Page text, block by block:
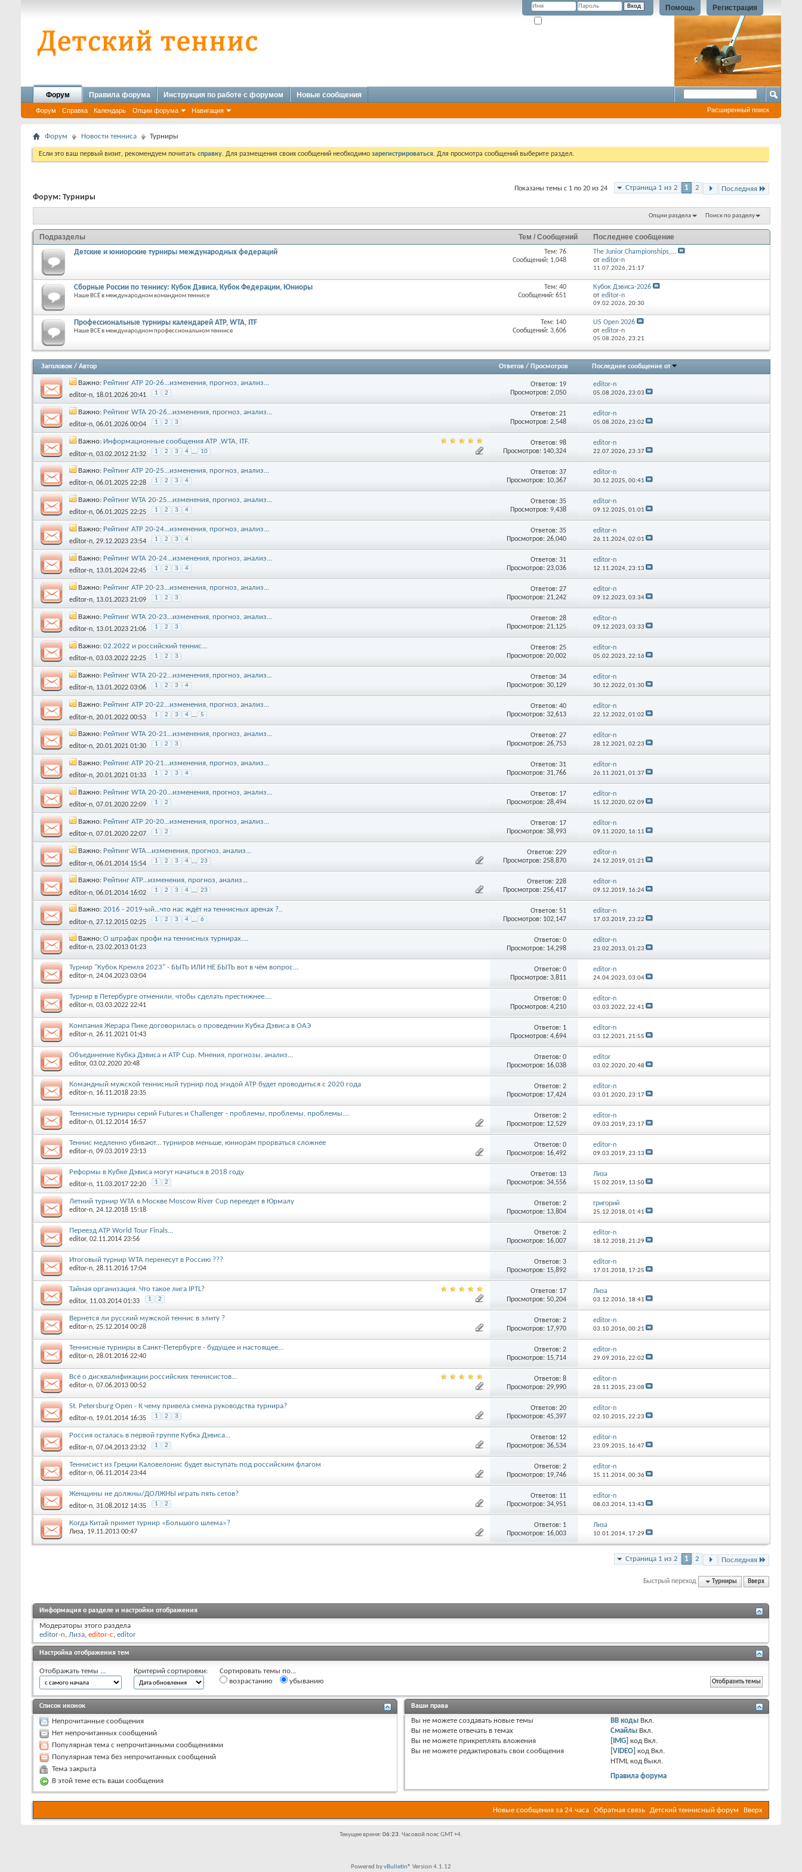
Регистрация
Помощь
Форум
Форум Справка Календарь Опции форума Навигация
Правила форума Инструкция по работе с форумом Новые сообщения
Расширенный поиск
Форум Новости тенниса Турниры
Если это ваш первый визит, рекомендуем почитать справку. Для размещения своих сообщений необходимо зарегистрироваться. Для просмотра сообщений выберите раздел.
Страница 1 из 2 1 2 Последняя
Показаны темы с 1 по 20 из 24
Форум: Турниры
Опции раздела Поиск по разделу
Подразделы Тем / Сообщений Последнее сообщение
Детские и юниорские турниры международных федераций
Тем: 76
Сообщений: 1,048
The Junior Championships,...
от editor-n
11.07.2026, 21:17
Сборные России по теннису: Кубок Дэвиса, Кубок Федерации, Юниоры
Наше ВСЁ в международном командном теннисе
Тем: 40
Сообщений: 651
Кубок Дэвиса-2026
от editor-n
09.02.2026, 20:30
Профессиональные турниры календарей ATP, WTA, ITF
Наше ВСЁ в международном профессиональном теннисе
Тем: 140
Сообщений: 3,606
US Open 2026
от editor-n
05.08.2026, 23:21
Заголовок / Автор Ответов / Просмотров Последнее сообщение от
Важно: Рейтинг АТР 20-26...изменения, прогноз, анализ...
editor-n, 18.01.2026 20:41 1 2
Ответов: 19
Просмотров: 2,050
editor-n
05.08.2026, 23:03
Важно: Рейтинг WTA 20-26...изменения, прогноз, анализ...
editor-n, 06.01.2026 00:04 1 2 3
Ответов:21
Просмотров: 2,548
editor-n
05.08.2026, 23:02
Важно: Информационные сообщения АТР ,WTA, ITF.
editor-n, 03.02.2012 21:32 1 2 3 4 ... 10
Ответов:98
Просмотров: 140,324
editor-n
22.07.2026, 23:37
Важно: Рейтинг АТР 20-25...изменения, прогноз, анализ...
editor-n, 06.01.2025 22:28 1 2 3 4
Ответов:37
Просмотров: 10,367
editor-n
30.12.2025, 00:41
Важно: Рейтинг WTA 20-25...изменения, прогноз, анализ...
editor-n, 06.01.2025 22:25 1 2 3 4
Ответов:35
Просмотров: 9,438
editor-n
09.12.2025, 01:01
Важно: Рейтинг АТР 20-24...изменения, прогноз, анализ...
editor-n, 29.12.2023 23:54 1 2 3 4
Ответов:35
Просмотров: 26,040
editor-n
26.11.2024, 02:01
Важно: Рейтинг WTA 20-24...изменения, прогноз, анализ...
editor-n, 13.01.2024 22:45 1 2 3 4
Ответов:31
Просмотров: 23,036
editor-n
12.11.2024, 23:13
Важно: Рейтинг АТР 20-23...изменения, прогноз, анализ...
editor-n, 13.01.2023 21:09 1 2 3
Ответов:27
Просмотров: 21,242
editor-n
09.12.2023, 03:34
Важно: Рейтинг WTA 20-23...изменения, прогноз, анализ...
editor-n, 13.01.2023 21:06 1 2 3
Ответов:28
Просмотров: 21,125
editor-n
09.12.2023, 03:33
Важно: 02.2022 и российский теннис...
editor-n, 03.03.2022 22:25 1 2 3
Ответов:25
Просмотров: 20,002
editor-n
05.02.2023, 22:16
Важно: Рейтинг WTA 20-22...изменения, прогноз, анализ...
editor-n, 13.01.2022 03:06 1 2 3 4
Ответов:34
Просмотров: 30,129
editor-n
30.12.2022, 01:30
Важно: Рейтинг АТР 20-22...изменения, прогноз, анализ...
editor-n, 20.01.2022 00:53 1 2 3 4 ... 5
Ответов:40
Просмотров: 32,613
editor-n
22.12.2022, 01:02
Важно: Рейтинг WTA 20-21...изменения, прогноз, анализ...
editor-n, 20.01.2021 01:30 1 2 3
Ответов:27
Просмотров: 26,753
editor-n
28.12.2021, 02:23
Важно: Рейтинг АТР 20-21...изменения, прогноз, анализ...
editor-n, 20.01.2021 01:33 1 2 3 4
Ответов:31
Просмотров: 31,766
editor-n
26.11.2021, 01:37
Важно: Рейтинг WTA 20-20...изменения, прогноз, анализ...
editor-n, 07.01.2020 22:09 1 2
Ответов: 17
Просмотров: 28,494
editor-n
15.12.2020, 02:09
Важно: Рейтинг АТР 20-20...изменения, прогноз, анализ...
editor-n, 07.01.2020 22:07 1 2
Ответов: 17
Просмотров: 38,993
editor-n
09.11.2020, 16:11
Важно: Рейтинг WTA...изменения, прогноз, анализ...
editor-n, 06.01.2014 15:54 1 2 3 4 ... 23
Ответов:229
Просмотров: 258,870
editor-n
24.12.2019, 01:21
Важно: Рейтинг АТР...изменения, прогноз, анализ...
editor-n, 06.01.2014 16:02 1 2 3 4 ... 23
Ответов:228
Просмотров: 256,417
editor-n
09.12.2019, 16:24
Важно: 2016 - 2019-ый...что нас ждёт на теннисных аренах ?..
editor-n, 27.12.2015 02:25 1 2 3 4 ... 6
Ответов:51
Просмотров: 102,147
editor-n
17.03.2019, 23:22
Важно: О штрафах профи на теннисных турнирах....
editor-n, 23.02.2013 01:23
Ответов:0
Просмотров: 14,298
editor-n
23.02.2013, 01:23
Турнир "Кубок Кремля 2023" - БЫТЬ ИЛИ НЕ БЫТЬ вот в чём вопрос...
editor-n, 24.04.2023 03:04
Ответов:0
Просмотров: 3,811
editor-n
24.04.2023, 03:04
Турнир в Петербурге отменили, чтобы сделать престижнее....
editor-n, 03.03.2022 22:41
Ответов:0
Просмотров: 4,210
editor-n
03.03.2022, 22:41
Компания Жерара Пике договорилась о проведении Кубка Дэвиса в ОАЭ
editor-n, 26.11.2021 01:43
Ответов: 1
Просмотров: 4,694
editor-n
03.12.2021, 21:55
Объединение Кубка Дэвиса и ATP Cup. Мнения, прогнозы, анализ...
editor, 03.02.2020 20:48
Ответов:0
Просмотров: 16,038
editor
03.02.2020, 20:48
Командный мужской теннисный турнир под эгидой АТР будет проводиться с 2020 года
editor-n, 16.11.2018 23:35
Ответов:2
Просмотров: 17,424
editor-n
03.01.2020, 23:17
Теннисные турниры серий Futures и Challenger - проблемы, проблемы, проблемы....
editor-n, 01.12.2014 16:57
Ответов:2
Просмотров: 12,529
editor-n
09.03.2019, 23:17
Теннис медленно убивают... турниров меньше, юниорам прорваться сложнее
editor-n, 09.03.2019 23:13
Ответов:0
Просмотров: 16,492
editor-n
09.03.2019, 23:13
Реформы в Кубке Дэвиса могут начаться в 2018 году
editor-n, 11.03.2017 22:20 1 2
Ответов: 13
Просмотров: 34,556
Лиза
15.02.2019, 13:50
Летний турнир WTA в Москве Moscow River Cup переедет в Юрмалу
editor-n, 24.12.2018 15:18
Ответов:2
Просмотров: 13,804
григорий
25.12.2018, 01:41
Переезд ATP World Tour Finals...
editor, 02.11.2014 23:56
Ответов:2
Просмотров: 16,007
editor-n
18.12.2018, 21:29
Итоговый турнир WTA перенесут в Россию ???
editor-n, 28.11.2016 17:04
Ответов:3
Просмотров: 15,892
editor-n
17.01.2018, 17:25
Тайная организация. Что такое лига IPTL?
editor, 11.03.2014 01:33 1 2
Ответов: 17
Просмотров: 50,204
Лиза
03.12.2016, 18:41
Вернется ли русский мужской теннис в элиту ?
editor-n, 25.12.2014 00:28
Ответов:2
Просмотров: 17,970
editor-n
03.10.2016, 00:21
Теннисные турниры в Санкт-Петербурге - будущее и настоящее...
editor-n, 28.01.2016 22:40
Ответов:2
Просмотров: 15,714
editor-n
29.09.2016, 22:02
Всё о дисквалификации российских теннисистов...
editor-n, 07.06.2013 00:52
Ответов:8
Просмотров: 29,990
editor-n
28.11.2015, 23:08
St. Petersburg Open - К чему привела смена руководства турнира?
editor-n, 19.01.2014 16:35 1 2 3
Ответов:20
Просмотров: 45,397
editor-n
02.10.2015, 22:23
Россия осталась в первой группе Кубка Дэвиса...
editor-n, 07.04.2013 23:32 1 2
Ответов: 12
Просмотров: 36,534
editor-n
23.09.2015, 16:47
Теннисист из Греции Каловелонис будет выступать под российским флагом
editor-n, 06.11.2014 23:44
Ответов:2
Просмотров: 19,746
editor-n
15.11.2014, 00:36
Женщины не должны/ДОЛЖНЫ играть пять сетов?
editor-n, 31.08.2012 14:35 1 2
Ответов: 11
Просмотров: 34,951
editor-n
08.03.2014, 13:43
Когда Китай примет турнир «Большого шлема»?
Лиза, 19.11.2013 00:47
Ответов: 1
Просмотров: 16,003
Лиза
10.01.2014, 17:29
Страница 1 из 2 1 2 Последняя
Быстрый переход Турниры Вверх
Информация о разделе и настройки отображения
Модераторы этого раздела
editor-n, Лиза, editor-c, editor
Настройка отображения тем
Отображать темы ... Критерий сортировки:
Сортировать темы по...
возрастанию
убыванию
Список иконок
Непрочитанные сообщения
Нет непрочитанных сообщений
Популярная тема с непрочитанными сообщениями
Популярная тема без непрочитанных сообщений
Тема закрыта
В этой теме есть ваши сообщения
Ваши права
Вы не можете создавать новые темы
Вы не можете отвечать в темах
Вы не можете прикреплять вложения
Вы не можете редактировать свои сообщения
BB коды Вкл.
Смайлы Вкл.
[IMG] код Вкл.
[VIDEO] код Вкл.
HTML код Выкл.
Правила форума
Новые сообщения за 24 часа Обратная связь Детский теннисный форум Вверх
Текущее время: 06:23. Часовой пояс GMT +4.
Powered byvBulletin® Version 4.1.12